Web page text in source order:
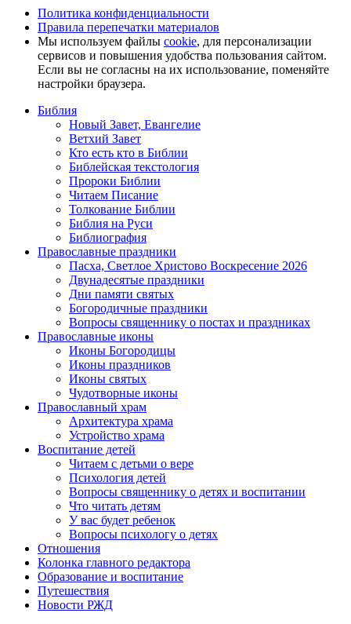
Политика конфиденциальности
Правила перепечатки материалов
Мы используем файлы cookie, для персонализации
сервисов и повышения удобства пользования сайтом.
Если вы не согласны на их использование, поменяйте
настройки браузера.
Библия
Новый Завет, Евангелие
Ветхий Завет
Кто есть кто в Библии
Библейская текстология
Пророки Библии
Читаем Писание
Толкование Библии
Библия на Руси
Библиография
Православные праздники
Пасха, Светлое Христово Воскресение 2026
Двунадесятые праздники
Дни памяти святых
Богородичные праздники
Вопросы священнику о постах и праздниках
Православные иконы
Иконы Богородицы
Иконы праздников
Иконы святых
Чудотворные иконы
Православный храм
Архитектура храма
Устройство храма
Воспитание детей
Читаем с детьми о вере
Психология детей
Вопросы священнику о детях и воспитании
Что читать детям
У вас будет ребенок
Вопросы психологу о детях
Отношения
Колонка главного редактора
Образование и воспитание
Путешествия
Новости РЖД